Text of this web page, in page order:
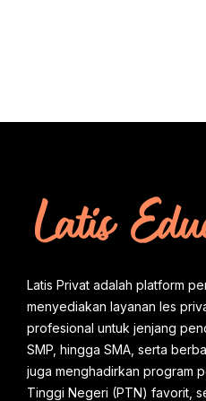
juga: les privat
situs Kementerian
Riset dan Teknologi
pembelajaran
ini, isi pembelajaran
memberikan peserta
untuk mend...
Latis Privat adalah platform
menyediakan layanan les
profesional untuk jenjang
SMP, hingga SMA, serta
juga menghadirkan program
Tinggi Negeri (PTN) favorit,